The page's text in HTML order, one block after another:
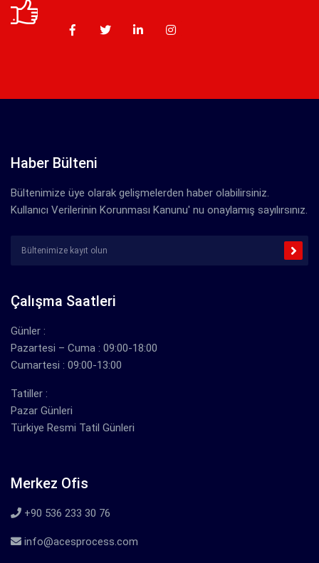
Haber Bülteni
Bültenimize üye olarak gelişmelerden haber olabilirsiniz.
Kullanıcı Verilerinin Korunması Kanunu' nu onaylamış sayılırsınız.
Çalışma Saatleri
Günler :
Pazartesi – Cuma : 09:00-18:00
Cumartesi : 09:00-13:00
Tatiller :
Pazar Günleri
Türkiye Resmi Tatil Günleri
Merkez Ofis
+90 536 233 30 76
info@acesprocess.com